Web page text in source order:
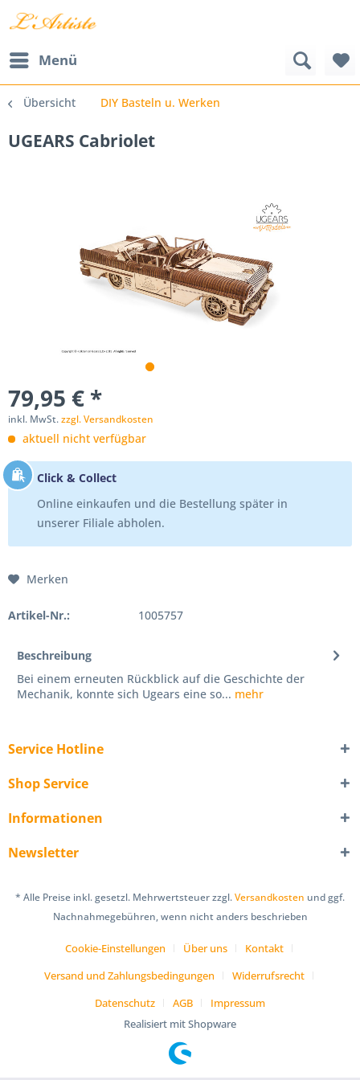
Menü
Übersicht DIY Basteln u. Werken
UGEARS Cabriolet
79,95 € *
inkl. MwSt.zzgl. Versandkosten
aktuell nicht verfügbar
Click & Collect
Online einkaufen und die Bestellung später in
unserer Filiale abholen.
Merken
Artikel-Nr.: 1005757
Beschreibung
Bei einem erneuten Rückblick auf die Geschichte der
Mechanik, konnte sich Ugears eine so... mehr
Service Hotline
Shop Service
Informationen
Newsletter
* Alle Preise inkl. gesetzl. Mehrwertsteuer zzgl.Versandkosten und ggf.
Nachnahmegebühren, wenn nicht anders beschrieben
Cookie-Einstellungen Über uns
Kontakt
Versand und Zahlungsbedingungen
Widerrufsrecht
Datenschutz
AGB
Impressum
Realisiert mit Shopware